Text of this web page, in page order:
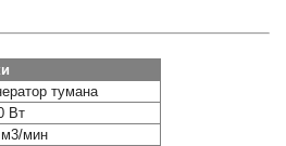
38
тумана
Вт
мин